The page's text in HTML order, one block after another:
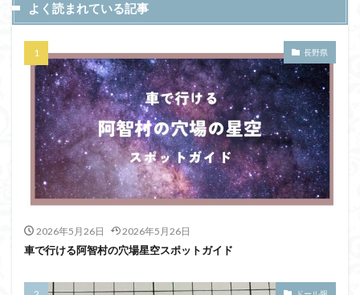
よく読まれている記事
長野県
2026年5月26日 2026年5月26日
車で行ける阿智村の穴場星空スポットガイド